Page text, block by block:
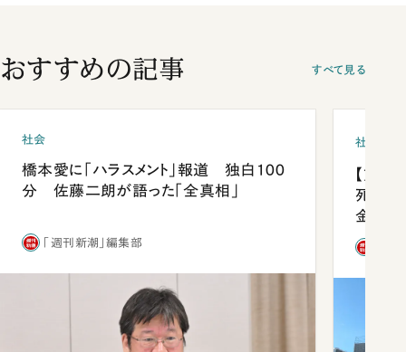
おすすめの記事 すべて見る
社会
橋本愛に「ハラスメント」報道 独白100
分 佐藤二朗が語った「全真相」
「週刊新潮」編集部
社会
【熊本
死を分
金」